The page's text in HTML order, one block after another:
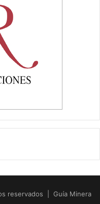
reservados | Guía Minera